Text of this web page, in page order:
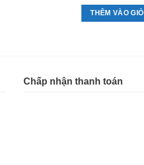
THÊM VÀO GIỎ
Chấp nhận thanh toán